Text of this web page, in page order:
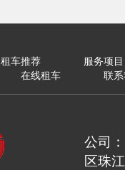
租车推荐
服务项目
在线租车 联
公司
区珠